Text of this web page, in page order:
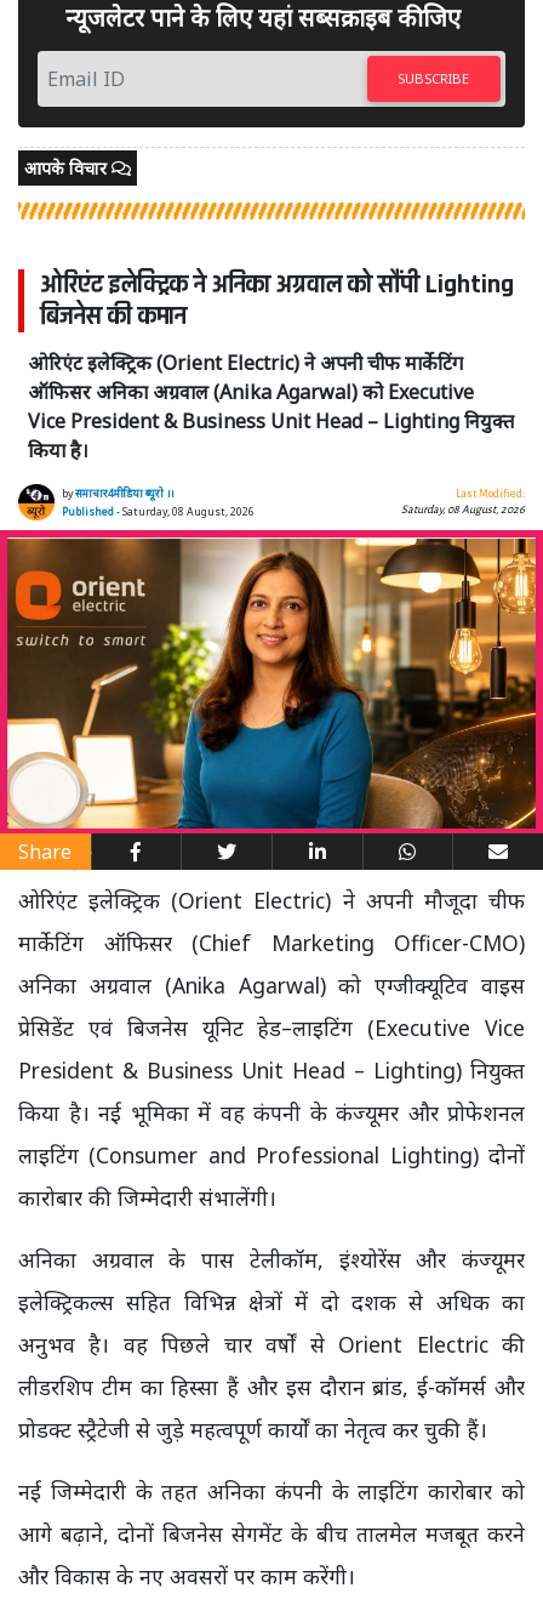
न्यूजलेटर पाने के लिए यहां सब्सक्राइब कीजिए
SUBSCRIBE
आपके विचार
ओरिएंट इलेक्ट्रिक ने अनिका अग्रवाल को सौंपी Lighting
बिजनेस की कमान
ओरिएंट इलेक्ट्रिक (Orient Electric) ने अपनी चीफ मार्केटिंग
ऑफिसर अनिका अग्रवाल (Anika Agarwal) को Executive
Vice President & Business Unit Head – Lighting नियुक्त
किया है।
byसमाचार4मीडिया ब्यूरो ।।
Published- Saturday, 08 August, 2026
Last Modified:
Saturday, 08 August, 2026
Share
ओरिएंट इलेक्ट्रिक (Orient Electric) ने अपनी मौजूदा चीफ
मार्केटिंग ऑफिसर (Chief Marketing Officer-CMO)
अनिका अग्रवाल (Anika Agarwal) को एग्जीक्यूटिव वाइस
प्रेसिडेंट एवं बिजनेस यूनिट हेड–लाइटिंग (Executive Vice
President & Business Unit Head – Lighting) नियुक्त
किया है। नई भूमिका में वह कंपनी के कंज्यूमर और प्रोफेशनल
लाइटिंग (Consumer and Professional Lighting) दोनों
कारोबार की जिम्मेदारी संभालेंगी।
अनिका अग्रवाल के पास टेलीकॉम, इंश्योरेंस और कंज्यूमर
इलेक्ट्रिकल्स सहित विभिन्न क्षेत्रों में दो दशक से अधिक का
अनुभव है। वह पिछले चार वर्षों से Orient Electric की
लीडरशिप टीम का हिस्सा हैं और इस दौरान ब्रांड, ई-कॉमर्स और
प्रोडक्ट स्ट्रैटेजी से जुड़े महत्वपूर्ण कार्यों का नेतृत्व कर चुकी हैं।
नई जिम्मेदारी के तहत अनिका कंपनी के लाइटिंग कारोबार को
आगे बढ़ाने, दोनों बिजनेस सेगमेंट के बीच तालमेल मजबूत करने
और विकास के नए अवसरों पर काम करेंगी।